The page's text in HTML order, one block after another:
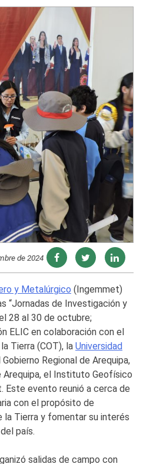
de 2024
y Metalúrgico (Ingemmet)
“Jornadas de Investigación y
28 al 30 de octubre;
ELIC en colaboración con el
Tierra (COT), la Universidad
Gobierno Regional de Arequipa,
Arequipa, el Instituto Geofísico
Este evento reunió a cerca de
con el propósito de
la Tierra y fomentar su interés
país.
salidas de campo con